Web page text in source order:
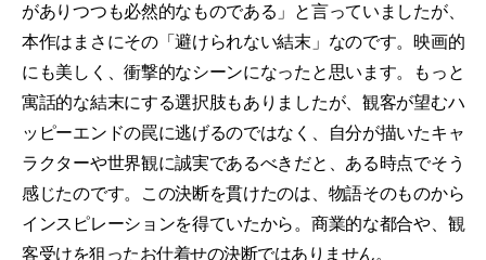
がありつつも必然的なものである」と言っていましたが、
本作はまさにその「避けられない結末」なのです。映画的
にも美しく、衝撃的なシーンになったと思います。もっと
寓話的な結末にする選択肢もありましたが、観客が望むハ
ッピーエンドの罠に逃げるのではなく、自分が描いたキャ
ラクターや世界観に誠実であるべきだと、ある時点でそう
感じたのです。この決断を貫けたのは、物語そのものから
インスピレーションを得ていたから。商業的な都合や、観
客受けを狙ったお仕着せの決断ではありません。